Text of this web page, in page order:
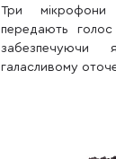
Три
передають голос
забезпечуючи
галасливому